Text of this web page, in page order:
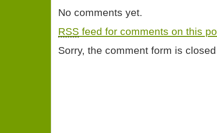
No comments yet.
RSS feed for comments on this
Sorry, the comment form is